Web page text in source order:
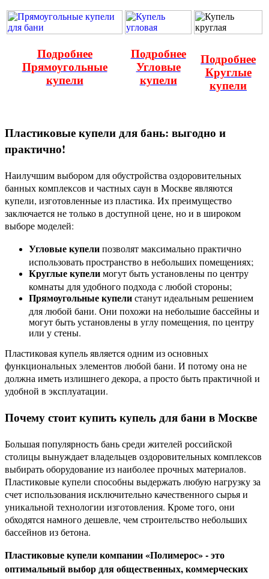
Подробнее
Прямоугольные
купели
Подробнее
Угловые
купели
Подробнее
Круглые
купели
Пластиковые купели для бань: выгодно и
практично!
Наилучшим выбором для обустройства оздоровительных
банных комплексов и частных саун в Москве являются
купели, изготовленные из пластика. Их преимущество
заключается не только в доступной цене, но и в широком
выборе моделей:
Угловые купелипозволят максимально практично
использовать пространство в небольших помещениях;
Круглые купелимогут быть установлены по центру
комнаты для удобного подхода с любой стороны;
Прямоугольные купелистанут идеальным решением
для любой бани. Они похожи на небольшие бассейны и
могут быть установлены в углу помещения, по центру
или у стены.
Пластиковая купель является одним из основных
функциональных элементов любой бани. И потому она не
должна иметь излишнего декора, а просто быть практичной и
удобной в эксплуатации.
Почему стоит купить купель для бани в Москве
Большая популярность бань среди жителей российской
столицы вынуждает владельцев оздоровительных комплексов
выбирать оборудование из наиболее прочных материалов.
Пластиковые купели способны выдержать любую нагрузку за
счет использования исключительно качественного сырья и
уникальной технологии изготовления. Кроме того, они
обходятся намного дешевле, чем строительство небольших
бассейнов из бетона.
Пластиковые купели компании «Полимерос» - это
оптимальный выбор для общественных, коммерческих